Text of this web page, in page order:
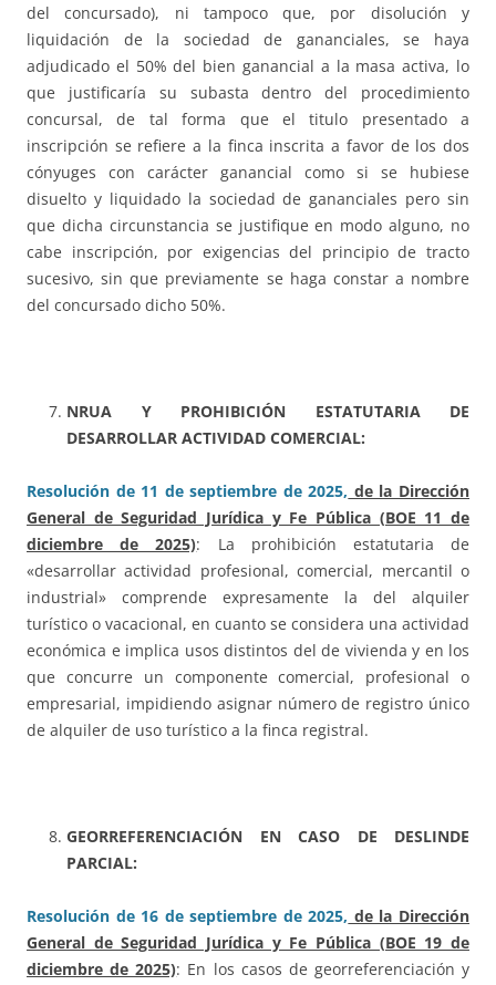
del concursado), ni tampoco que, por disolución y
liquidación de la sociedad de gananciales, se haya
adjudicado el 50% del bien ganancial a la masa activa, lo
que justificaría su subasta dentro del procedimiento
concursal, de tal forma que el titulo presentado a
inscripción se refiere a la finca inscrita a favor de los dos
cónyuges con carácter ganancial como si se hubiese
disuelto y liquidado la sociedad de gananciales pero sin
que dicha circunstancia se justifique en modo alguno, no
cabe inscripción, por exigencias del principio de tracto
sucesivo, sin que previamente se haga constar a nombre
del concursado dicho 50%.
NRUA Y PROHIBICIÓN ESTATUTARIA DE
DESARROLLAR ACTIVIDAD COMERCIAL:
Resolución de 11 de septiembre de 2025, de la Dirección
General de Seguridad Jurídica y Fe Pública (BOE 11 de
diciembre de 2025): La prohibición estatutaria de
«desarrollar actividad profesional, comercial, mercantil o
industrial» comprende expresamente la del alquiler
turístico o vacacional, en cuanto se considera una actividad
económica e implica usos distintos del de vivienda y en los
que concurre un componente comercial, profesional o
empresarial, impidiendo asignar número de registro único
de alquiler de uso turístico a la finca registral.
GEORREFERENCIACIÓN EN CASO DE DESLINDE
PARCIAL:
Resolución de 16 de septiembre de 2025, de la Dirección
General de Seguridad Jurídica y Fe Pública (BOE 19 de
diciembre de 2025): En los casos de georreferenciación y